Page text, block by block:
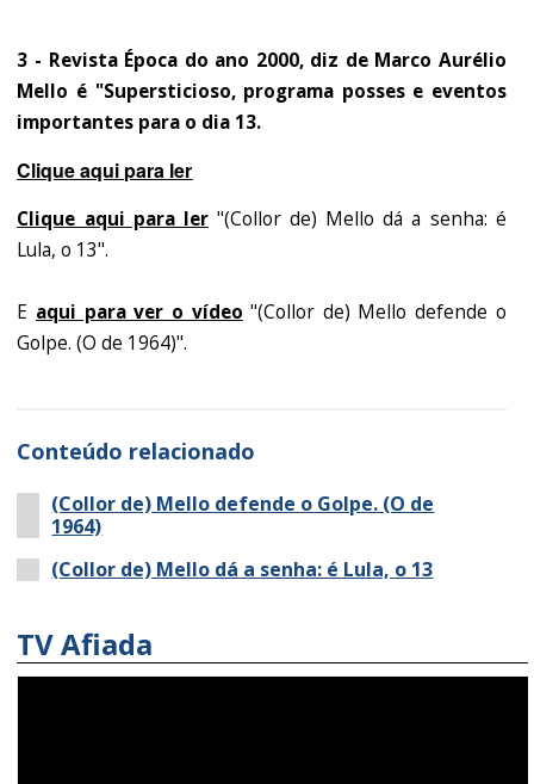
3 - Revista Época do ano 2000, diz de Marco Aurélio
Mello é "Supersticioso, programa posses e eventos
importantes para o dia 13.
Clique aqui para ler
Clique aqui para ler"(Collor de) Mello dá a senha: é
Lula, o 13".
E aqui para ver o vídeo "(Collor de) Mello defende o
Golpe. (O de 1964)".
Conteúdo relacionado
(Collor de) Mello defende o Golpe. (O de
1964)
(Collor de) Mello dá a senha: é Lula, o 13
TV Afiada